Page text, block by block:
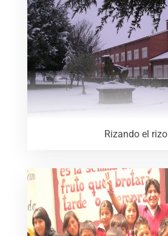
Rizando el rizo